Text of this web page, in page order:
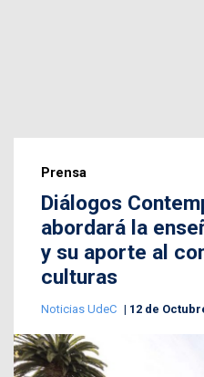
Prensa
Diálogos
abordará la
y su aporte al
culturas
Noticias UdeC 12 de